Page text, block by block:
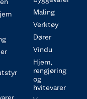
Maling
Verktøy
Dører
Vindu
Hjem,
rengjøring
og
hvitevarer